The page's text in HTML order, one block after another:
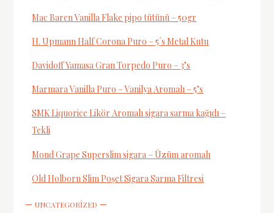
Mac Baren Vanilla Flake pipo tütünü – 50gr
H. Upmann Half Corona Puro – 5´s Metal Kutu
Davidoff Yamasa Gran Torpedo Puro – 3’s
Marmara Vanilla Puro – Vanilya Aromalı – 5’s
SMK Liquorice Likör Aromalı sigara sarma kağıdı –
Tekli
Mond Grape Superslim sigara – Üzüm aromalı
Old Holborn Slim Poşet Sigara Sarma Filtresi
UNCATEGORIZED